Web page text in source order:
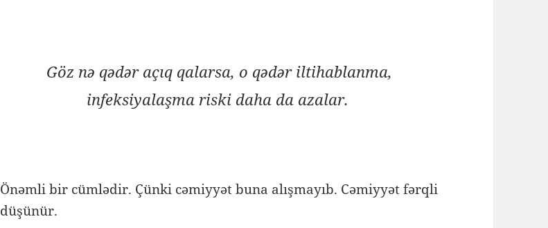
Göz nə qədər açıq qalarsa, o qədər iltihablanma,
infeksiyalaşma riski daha da azalar.
Önəmli bir cümlədir. Çünki cəmiyyət buna alışmayıb. Cəmiyyət fərqli
düşünür.